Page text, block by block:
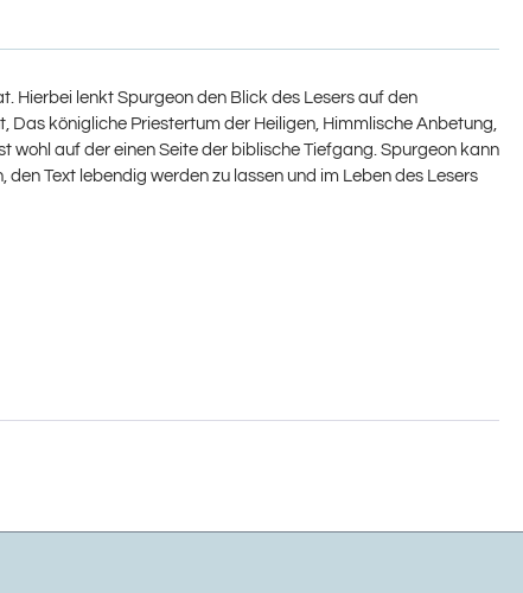
Hierbei lenkt Spurgeon den Blick des Lesers auf den
Das königliche Priestertum der Heiligen, Himmlische Anbetung,
wohl auf der einen Seite der biblische Tiefgang. Spurgeon kann
Text lebendig werden zu lassen und im Leben des Lesers